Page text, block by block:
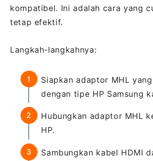
kompatibel. Ini adalah cara yang
tetap efektif.
Langkah-langkahnya:
Siapkan adaptor MHL
dengan tipe HP Samsung
Hubungkan adaptor MHL
HP.
Sambungkan kabel HDMI